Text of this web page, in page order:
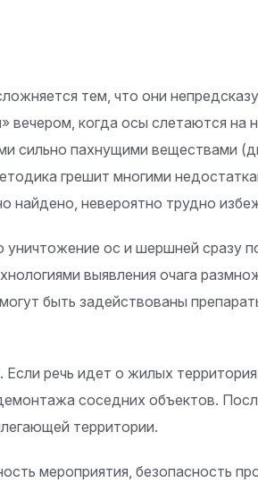
тем, что они
когда осы слетаются на
сильно пахнущими веществами
грешит многими
найдено, невероятно трудно
уничтожение ос и шершней сразу
выявления очага
быть задействованы
речь идет о жилых
соседних объектов.
территории.
мероприятия, безопасность